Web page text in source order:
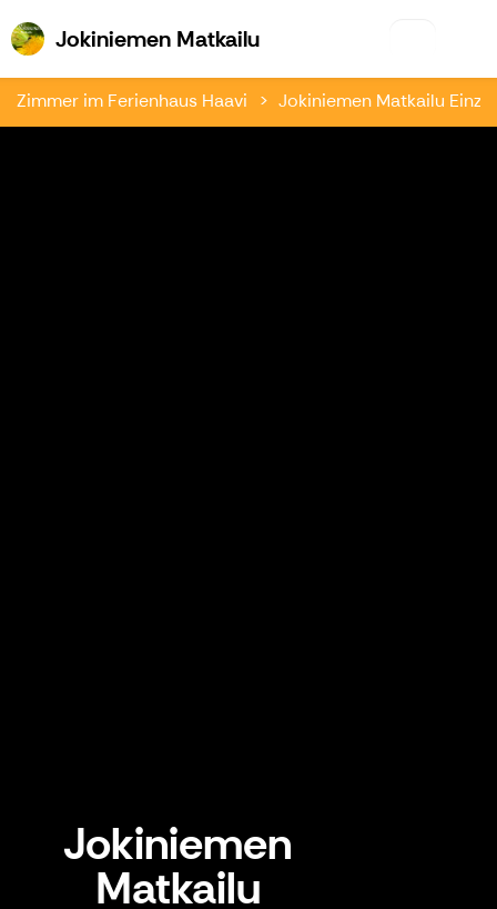
Jokiniemen MatkailuJokiniemen Matkailu
Zimmer im Ferienhaus Haavi Jokiniemen Matkailu
Jokiniemen
Matkailu